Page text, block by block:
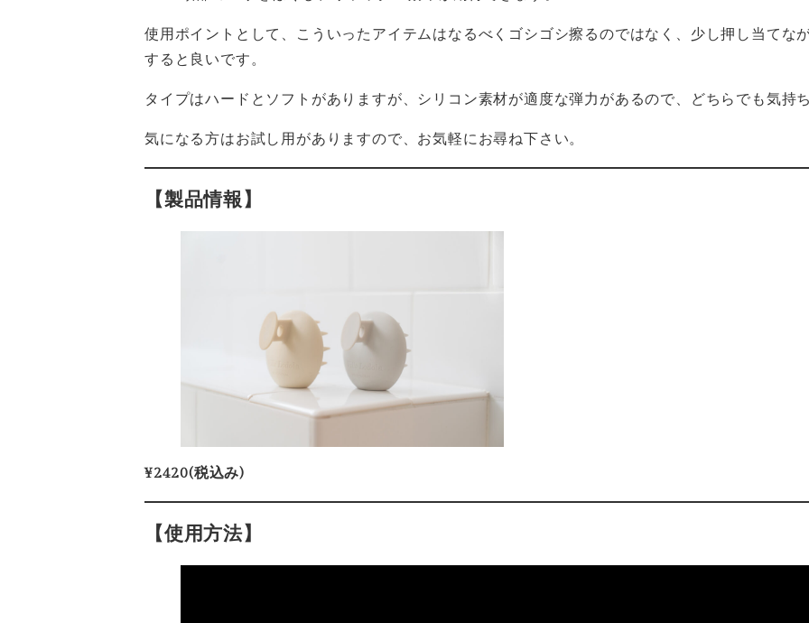
使用ポイントとして、こういったアイテムはなるべくゴシゴシ擦るのではなく、少し押し当てな
すると良いです。
タイプはハードとソフトがありますが、シリコン素材が適度な弾力があるので、どちらでも気持ち
気になる方はお試し用がありますので、お気軽にお尋ね下さい。
【製品情報】
¥2420(税込み)
【使用方法】